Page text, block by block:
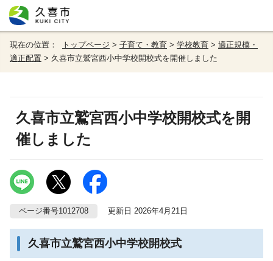
現在の位置： トップページ > 子育て・教育 > 学校教育 > 適正規模・
適正配置 > 久喜市立鷲宮西小中学校開校式を開催しました
久喜市立鷲宮西小中学校開校式を開
催しました
ページ番号1012708 更新日 2026年4月21日
久喜市立鷲宮西小中学校開校式